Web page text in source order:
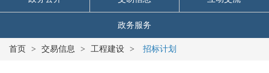
政务服务
首页 > 交易信息 > 工程建设 > 招标计划